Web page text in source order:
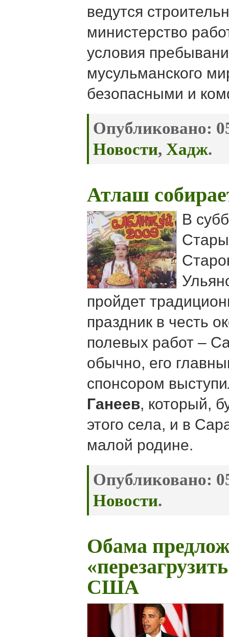
ведутся
министерство
условия
мусульманского
безопасными и
Опубликовано:
Новости, Хадж.
Атлаш
В
пройдет
праздник в честь
полевых работ –
обычно, его
спонсором
Ганеев, который,
этого села, и в
малой родине.
Опубликовано:
Новости.
Обама
США